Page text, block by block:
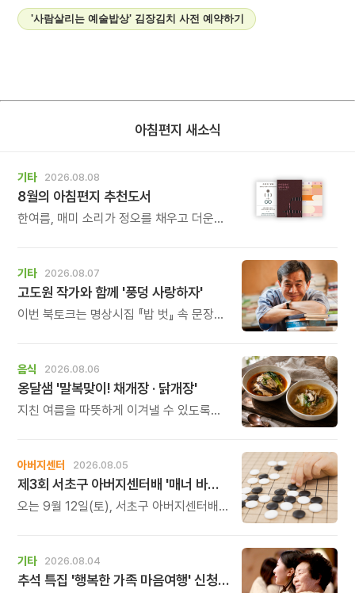
'사람살리는 예술밥상' 김장김치 사전 예약하기
아침편지 새소식
기타 2026.08.08
8월의 아침편지 추천도서
한여름, 매미 소리가 정오를 채우고 더운
기타 2026.08.07
고도원 작가와 함께 '풍덩 사랑하자'
이번 북토크는 명상시집 『밥 벗』 속 문장을
음식 2026.08.06
옹달샘 '말복맞이! 채개장 · 닭개장'
지친 여름을 따뜻하게 이겨낼 수 있도록
아버지센터 2026.08.05
제3회 서초구 아버지센터배 '매너 바둑왕' 대회
오는 9월 12일(토), 서초구 아버지센터배
기타 2026.08.04
추석 특집 '행복한 가족 마음여행' 신청 안내